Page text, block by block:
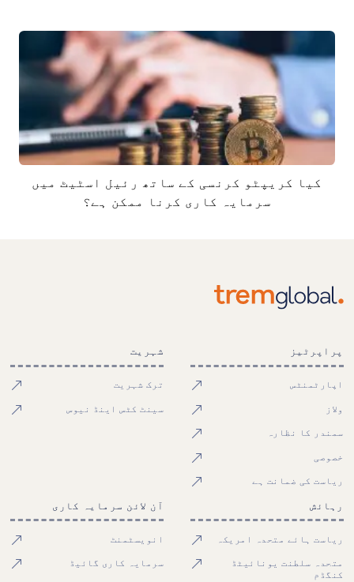
کیا کریپٹو کرنسی کے ساتھ رئیل اسٹیٹ میں
سرمایہ کاری کرنا ممکن ہے؟
پراپرٹیز
اپارٹمنٹس
ولاز
سمندر کا نظارہ
خصوصی
ریاست کی ضمانت ہے
شہریت
ترک شہریت
سینٹ کٹس اینڈ نیوس
رہائش
ریاست ہائے متحدہ امریکہ
متحدہ سلطنت یونائیٹڈ
کنگڈم
آن لائن سرمایہ کاری
انویسٹمنٹ
سرمایہ کاری گائیڈ